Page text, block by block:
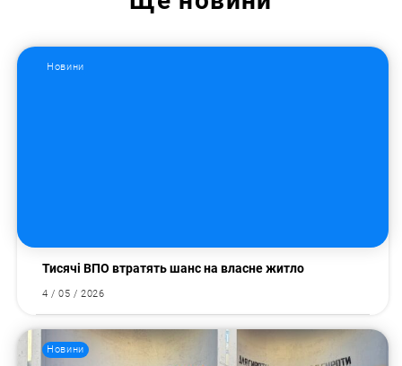
Новини
Тисячі ВПО втратять шанс на власне житло
4 / 05 / 2026
Новини